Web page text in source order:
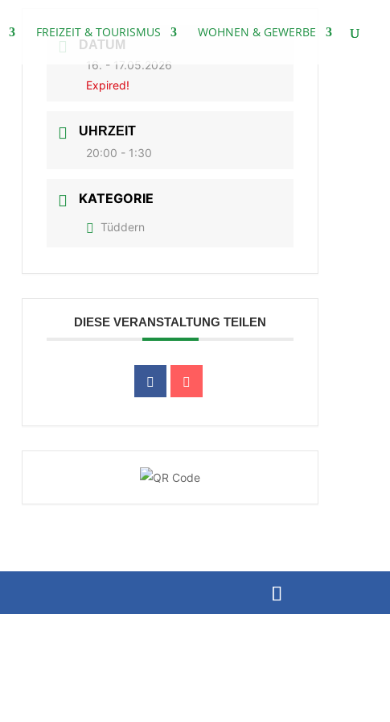
FREIZEIT & TOURISMUS WOHNEN & GEWERBE
DATUM
16. - 17.05.2026
Expired!
UHRZEIT
20:00 - 1:30
KATEGORIE
Tüddern
DIESE VERANSTALTUNG TEILEN